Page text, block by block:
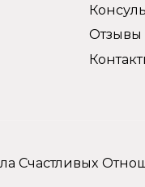
Отзывы
Счастливых